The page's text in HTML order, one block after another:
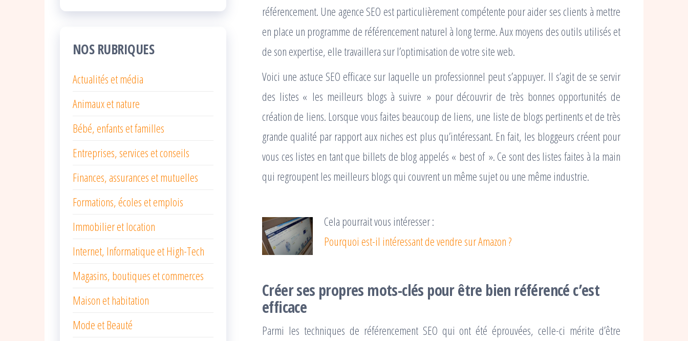
référencement. Une agence SEO est particulièrement compétente pour aider ses clients à mettre
en place un programme de référencement naturel à long terme. Aux moyens des outils utilisés et
de son expertise, elle travaillera sur l’optimisation de votre site web.
Voici une astuce SEO efficace sur laquelle un professionnel peut s’appuyer. Il s’agit de se servir
des listes « les meilleurs blogs à suivre » pour découvrir de très bonnes opportunités de
création de liens. Lorsque vous faites beaucoup de liens, une liste de blogs pertinents et de très
grande qualité par rapport aux niches est plus qu’intéressant. En fait, les bloggeurs créent pour
vous ces listes en tant que billets de blog appelés « best of ». Ce sont des listes faites à la main
qui regroupent les meilleurs blogs qui couvrent un même sujet ou une même industrie.
Cela pourrait vous intéresser :
Pourquoi est-il intéressant de vendre sur Amazon ?
Créer ses propres mots-clés pour être bien référencé c’est
efficace
Parmi les techniques de référencement SEO qui ont été éprouvées, celle-ci mérite d’être
NOS RUBRIQUES
Actualités et média
Animaux et nature
Bébé, enfants et familles
Entreprises, services et conseils
Finances, assurances et mutuelles
Formations, écoles et emplois
Immobilier et location
Internet, Informatique et High-Tech
Magasins, boutiques et commerces
Maison et habitation
Mode et Beauté